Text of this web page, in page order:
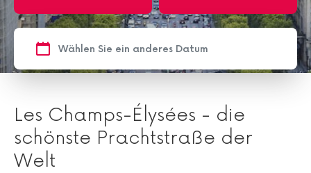
Les Champs-Élysées - die
schönste Prachtstraße der
Welt